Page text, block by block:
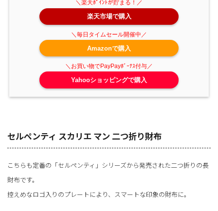
楽天市場で購入
Amazonで購入
Yahooショッピングで購入
セルペンティ スカリエ マン 二つ折り財布
こちらも定番の「セルペンティ」シリーズから発売された二つ折りの長
財布です。
控えめなロゴ入りのプレートにより、スマートな印象の財布に。